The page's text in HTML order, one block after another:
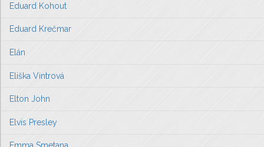
Eduard Kohout
Eduard Krečmar
Elán
Eliška Vintrová
Elton John
Elvis Presley